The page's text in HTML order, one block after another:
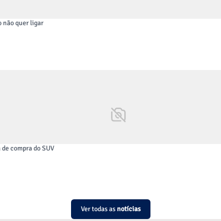
e atua até recuperar a capacidade trativa e o controle do
não quer ligar
compra do SUV
Ver todas as notícias